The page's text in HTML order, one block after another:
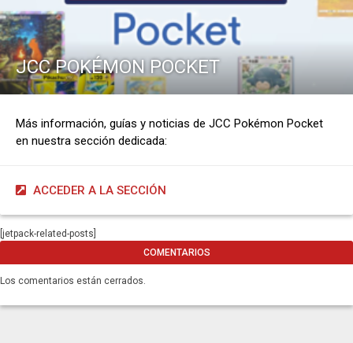
JCC POKÉMON POCKET
Más información, guías y noticias de JCC Pokémon Pocket
en nuestra sección dedicada:
ACCEDER A LA SECCIÓN
[jetpack-related-posts]
COMENTARIOS
Los comentarios están cerrados.